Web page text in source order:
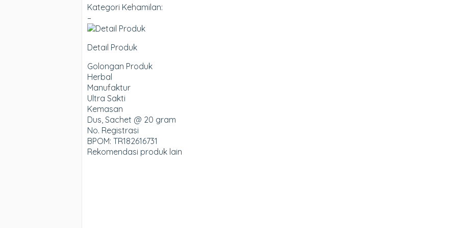
Kategori Kehamilan:
–
Detail Produk
Golongan Produk
Herbal
Manufaktur
Ultra Sakti
Kemasan
Dus, Sachet @ 20 gram
No. Registrasi
BPOM: TR182616731
Rekomendasi produk lain